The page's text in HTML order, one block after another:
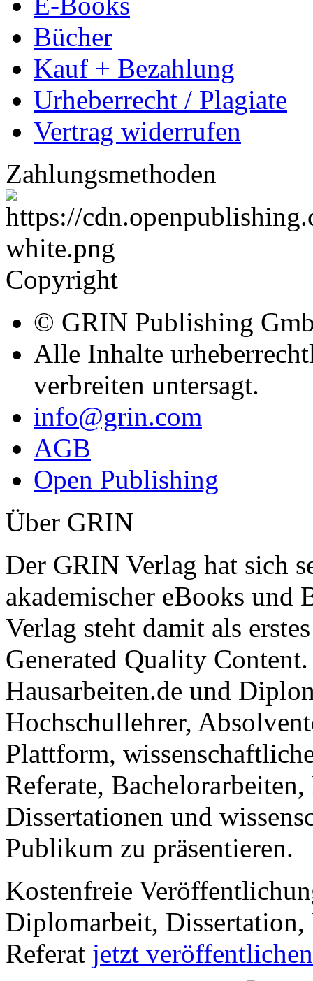
Zahlungsmethoden
Copyright
© GRIN Publishing
Alle Inhalte
verbreiten untersagt.
info@grin.com
AGB
Open Publishing
Über GRIN
Der GRIN Verlag hat sich
akademischer eBooks
Verlag steht damit als
Generated Quality
Hausarbeiten.de und
Hochschullehrer,
Plattform,
Referate,
Dissertationen und
Publikum zu präsentieren.
Kostenfreie
Diplomarbeit,
Referatjetzt
Folgen Sie GRIN auf
GRIN Verlag GmbH
Nymphenburger Str.